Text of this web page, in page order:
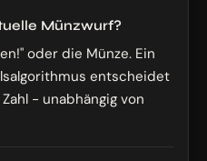
Münzwurf?
oder die Münze. Ein
entscheidet
- unabhängig von